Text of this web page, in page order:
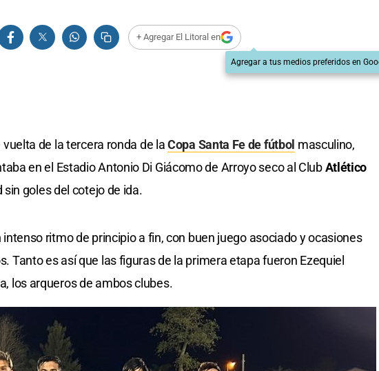
+ Agregar El Litoral en
Agregar a tus medios preferidos en
de la tercera ronda de laCopa Santa Fe de fútbol masculino,
en el Estadio Antonio Di Giácomo de Arroyo seco al ClubAtlético
goles del cotejo de ida.
ritmo de principio a fin, con buen juego asociado y ocasiones
Tanto es así que las figuras de la primera etapa fueron Ezequiel
los arqueros de ambos clubes.